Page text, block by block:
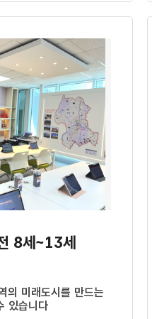
8세~13세
의 미래도시를 만드는
있습니다